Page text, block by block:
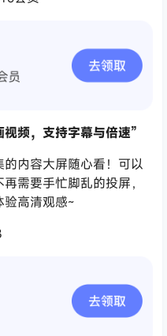
频，支持字幕与倍速”
内容大屏随心看！可以
需要手忙脚乱的投屏，
高清观感~